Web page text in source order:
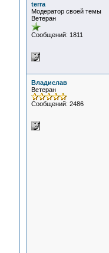
terra
Модератор своей темы
Ветеран
Сообщений: 1811
Владислав
Ветеран
Сообщений: 2486